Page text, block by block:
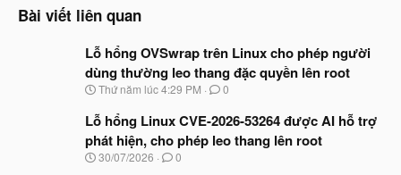
Bài viết liên quan
Lỗ hổng OVSwrap trên Linux cho phép người
dùng thường leo thang đặc quyền lên root
N
à
y
b
ắ
Thứ năm lúc 4:29 PM 0
Lỗ hổng Linux CVE-2026-53264 được AI hỗ trợ
phát hiện, cho phép leo thang lên root
N
30/07/2026 0